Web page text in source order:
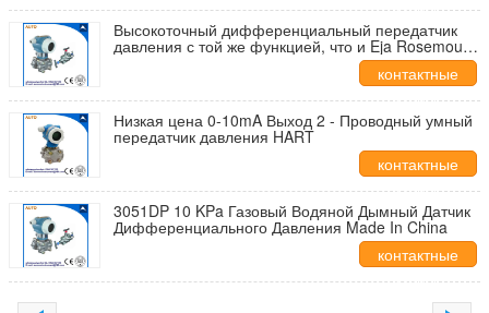
данные
Высокоточный дифференциальный передатчик
давления с той же функцией, что и Eja Rosemount
контактные
данные
Низкая цена 0-10mA Выход 2 - Проводный умный
передатчик давления HART
контактные
данные
3051DP 10 KPa Газовый Водяной Дымный Датчик
Дифференциального Давления Made In China
контактные
данные